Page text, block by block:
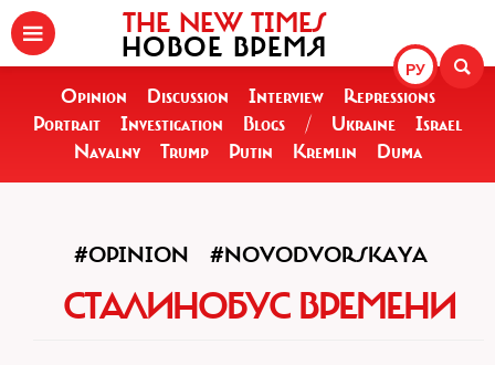
РУ
THE NEW TIMES
НОВОЕ ВРЕМЯ
Opinion Discussion Interview
Repressions
Portrait
Investigation Blogs / Ukraine
Israel
Navalny
Trump Putin Kremlin Duma
#OPINION #NOVODVORSKAYA
СТАЛИНОБУС ВРЕМЕНИ